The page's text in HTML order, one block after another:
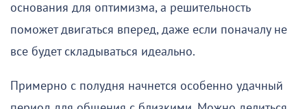
основания для оптимизма, а решительность
поможет двигаться вперед, даже если поначалу не
все будет складываться идеально.
Примерно с полудня начнется особенно удачный